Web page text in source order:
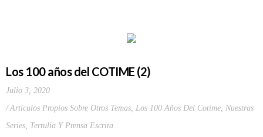
Los 100 años del COTIME (2)
Julio 3, 2020
Artículos Propios Sobre Otros Temas, Los 100 Años Del Cotime, Nuestras
Series, Tertulia Y Prensa Escrita